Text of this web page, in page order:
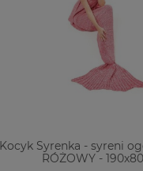
Kocyk Syrenka - syreni
RÓŻOWY -